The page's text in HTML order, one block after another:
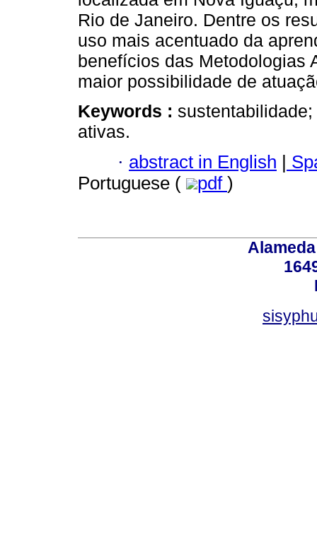
Rio de Janeiro. Dentre os
uso mais acentuado da
benefícios das Metodologias
maior possibilidade de
Keywords :
ativas.
· abstract in English |
Portuguese (
pdf )